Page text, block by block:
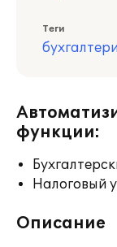
Теги
функции:
Налоговый
Описание